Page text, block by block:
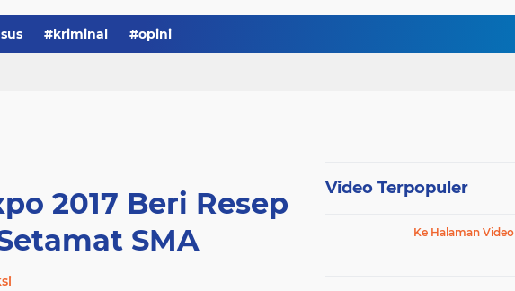
Serba-serbi: Tokoh Publik, Citra Publik
#kriminal #opini
2017 Beri Resep
SMA
Video Terpopuler
Ke Halaman Video